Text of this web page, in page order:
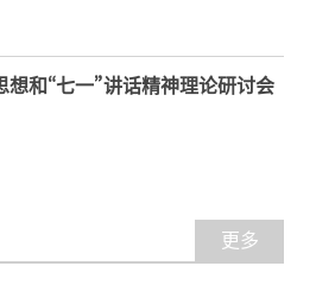
和“七一”讲话精神理论研讨会
更多